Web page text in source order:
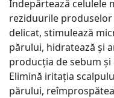
Îndepărtează celulele
reziduurile produselor
delicat, stimulează
părului, hidratează și
producția de sebum
Elimină iritația
părului,